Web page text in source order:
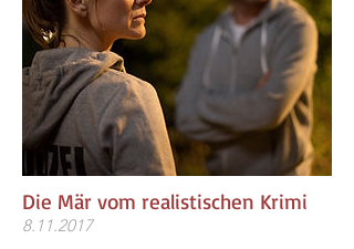
Die Mär vom realistischen Krimi
8.11.2017